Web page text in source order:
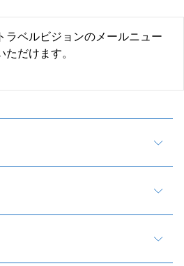
ラベルビジョンのメールニュー
だけます。